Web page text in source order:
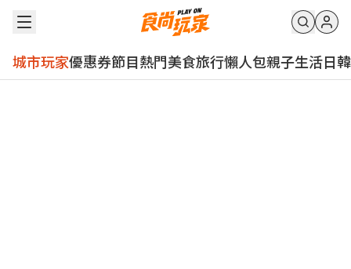
城市玩家優惠券節目熱門美食旅行懶人包親子生活日韓